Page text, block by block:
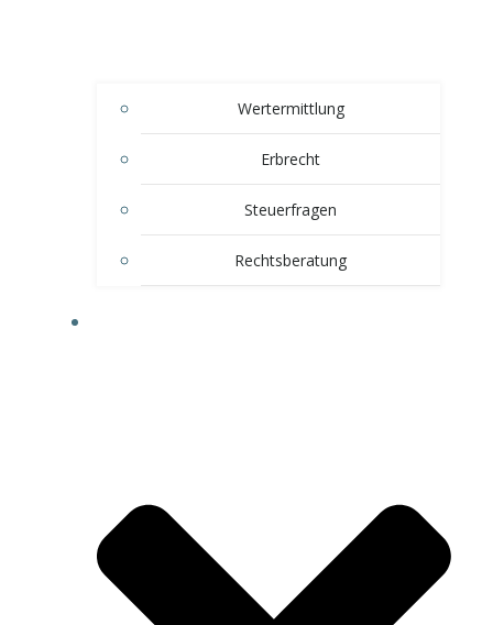
Wertermittlung
Erbrecht
Steuerfragen
Rechtsberatung